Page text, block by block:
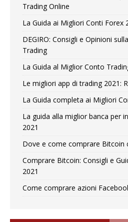
Trading Online
La Guida ai Migliori Conti Forex
DEGIRO: Consigli e Opinioni
Trading
La Guida al Miglior Conto
Le migliori app di trading 2021:
La Guida completa ai Migliori
La guida alla miglior banca per
2021
Dove e come comprare Bitcoin
Comprare Bitcoin: Consigli e
2021
Come comprare azioni